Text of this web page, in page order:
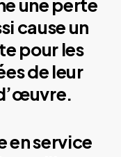
une perte
cause un
pour les
de leur
en service